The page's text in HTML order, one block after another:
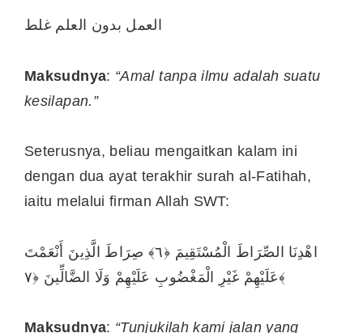
العمل بدون العلم غلط
Maksudnya: “Amal tanpa ilmu adalah suatu
kesilapan.”
Seterusnya, beliau mengaitkan kalam ini
dengan dua ayat terakhir surah al-Fatihah,
iaitu melalui firman Allah SWT:
اهْدِنَا الصِّرَاطَ الْمُسْتَقِيمَ ﴿٦﴾ صِرَاطَ الَّذِينَ أَنْعَمْتَ
عَلَيْهِمْ غَيْرِ الْمَغْضُوبِ عَلَيْهِمْ وَلَا الضَّالِّينَ ﴿٧﴾
Maksudnya: “Tunjukilah kami jalan yang